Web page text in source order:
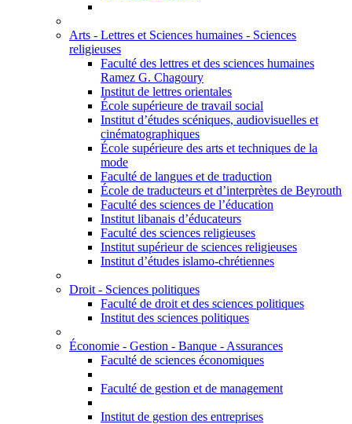
Arts - Lettres et Sciences humaines - Sciences
religieuses
Faculté des lettres et des sciences humaines
Ramez G. Chagoury
Institut de lettres orientales
École supérieure de travail social
Institut d’études scéniques, audiovisuelles et
cinématographiques
École supérieure des arts et techniques de la
mode
Faculté de langues et de traduction
École de traducteurs et d’interprètes de Beyrouth
Faculté des sciences de l’éducation
Institut libanais d’éducateurs
Faculté des sciences religieuses
Institut supérieur de sciences religieuses
Institut d’études islamo-chrétiennes
Droit - Sciences politiques
Faculté de droit et des sciences politiques
Institut des sciences politiques
Économie - Gestion - Banque - Assurances
Faculté de sciences économiques
Faculté de gestion et de management
Institut de gestion des entreprises